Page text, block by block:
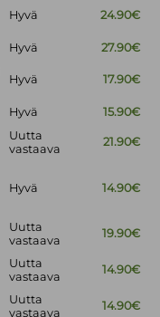
Hyvä 24.90€
Hyvä
27.90€
Hyvä 17.90€
Hyvä 15.90€
Uutta
vastaava
21.90€
Hyvä 14.90€
Uutta
vastaava
19.90€
Uutta
vastaava
14.90€
Uutta
vastaava
14.90€